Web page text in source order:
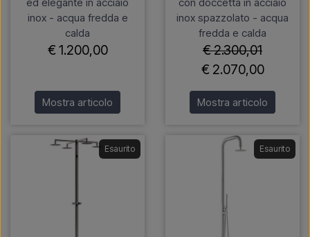
inox - acqua fredda e
calda
€ 1.200,00
Mostra articolo
inox spazzolato - acqua
fredda e calda
€ 2.300,01
€ 2.070,00
Mostra articolo
Esaurito Esaurito